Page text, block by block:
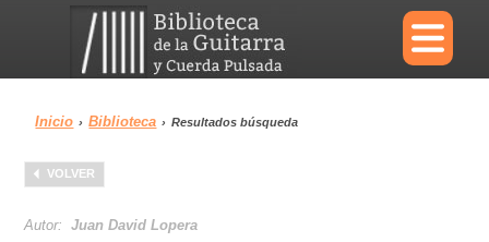
×
Menu
Biblioteca
Inicio › Biblioteca › Resultados búsqueda
VOLVER
Autor:Juan David Lopera